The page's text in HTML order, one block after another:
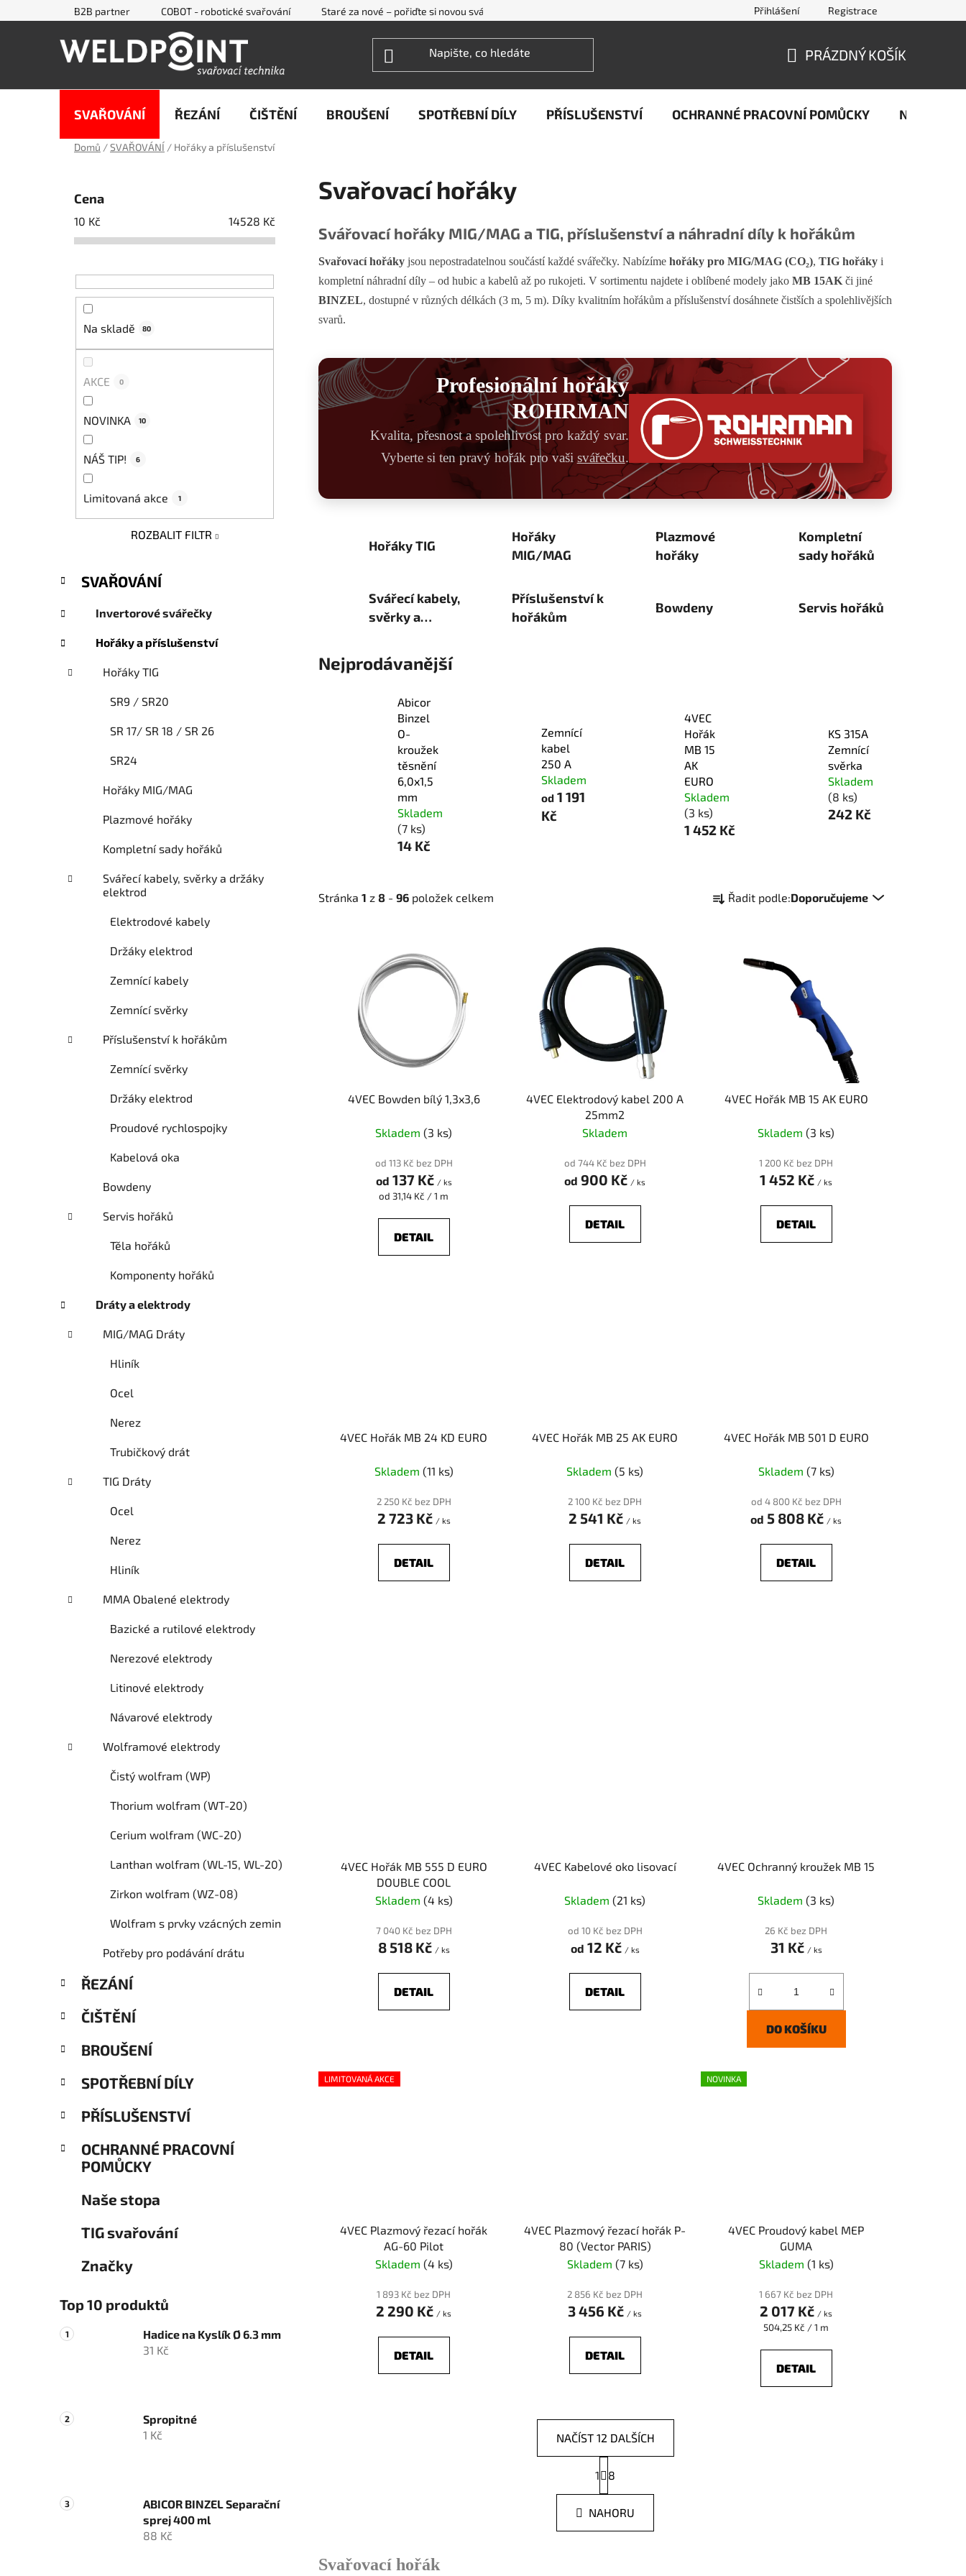
na
B2B partner COBOT - robotické svařování Staré za nové – pořiďte si novou svářečku WECO levněji FAQ - nejčastější dotazy ze světa svařování Kontakty
Přihlášení Registrace
KOŠÍK
PRÁZDNÝ KOŠÍK
SVAŘOVÁNÍ ŘEZÁNÍ ČIŠTĚNÍ BROUŠENÍ SPOTŘEBNÍ DÍLY PŘÍSLUŠENSTVÍ OCHRANNÉ PRACOVNÍ POMŮCKY Naše
Domů /SVAŘOVÁNÍ / Hořáky a příslušenství
Cena
10 Kč 14528 Kč
Na skladě 80
AKCE 0
NOVINKA 10
NÁŠ TIP! 6
Limitovaná akce 1
ROZBALIT FILTR
kategorie
K
a
e
g
o
SVAŘOVÁNÍ
Invertorové svářečky
Hořáky a příslušenství
Hořáky TIG
SR9 / SR20
SR 17/ SR 18 / SR 26
SR24
Hořáky MIG/MAG
Plazmové hořáky
Kompletní sady hořáků
Svářecí kabely, svěrky a držáky
elektrod
Elektrodové kabely
Držáky elektrod
Zemnící kabely
Zemnící svěrky
Příslušenství k hořákům
Zemnící svěrky
Držáky elektrod
Proudové rychlospojky
Kabelová oka
Bowdeny
Servis hořáků
Těla hořáků
Komponenty hořáků
Dráty a elektrody
MIG/MAG Dráty
Hliník
Ocel
Nerez
Trubičkový drát
TIG Dráty
Ocel
Nerez
Hliník
MMA Obalené elektrody
Bazické a rutilové elektrody
Nerezové elektrody
Litinové elektrody
Návarové elektrody
Wolframové elektrody
Čistý wolfram (WP)
Thorium wolfram (WT-20)
Cerium wolfram (WC-20)
Lanthan wolfram (WL-15, WL-20)
Zirkon wolfram (WZ-08)
Wolfram s prvky vzácných zemin
Potřeby pro podávání drátu
ŘEZÁNÍ
ČIŠTĚNÍ
BROUŠENÍ
SPOTŘEBNÍ DÍLY
PŘÍSLUŠENSTVÍ
OCHRANNÉ PRACOVNÍ
POMŮCKY
Naše stopa
TIG svařování
Značky
Top 10 produktů
Hadice na Kyslík Ø 6.3 mm
31 Kč
Spropitné
1 Kč
ABICOR BINZEL Separační
sprej 400 ml
88 Kč
Svařovací hořáky
Svářovací hořáky MIG/MAG a TIG, příslušenství a náhradní díly k hořákům
Svařovací hořáky jsou nepostradatelnou součástí každé svářečky. Nabízíme hořáky pro MIG/MAG (CO₂), TIG hořáky i
kompletní náhradní díly – od hubic a kabelů až po rukojeti. V sortimentu najdete i oblíbené modely jako MB 15AK či jiné
BINZEL, dostupné v různých délkách (3 m, 5 m). Díky kvalitním hořákům a příslušenství dosáhnete čistších a spolehlivějších
svarů.
Profesionální hořáky
ROHRMAN
Kvalita, přesnost a spolehlivost pro každý svar.
Vyberte si ten pravý hořák pro vašisvářečku.
Hořáky TIG
Hořáky
MIG/MAG
Plazmové
hořáky
Kompletní
sady hořáků
Svářecí kabely,
svěrky a
elektrod
Příslušenství k
hořákům
Bowdeny Servis hořáků
Nejprodávanější
Abicor
Binzel
O-
kroužek
těsnění
6,0x1,5
mm
Skladem
(7 ks)
14 Kč
Zemnící
kabel
250 A
Skladem
od1 191
Kč
4VEC
Hořák
MB 15
AK
EURO
Skladem
(3 ks)
1 452 Kč
KS 315A
Zemnící
svěrka
Skladem
(8 ks)
242 Kč
Stránka 1 z 8 - 96 položek celkem
a Řadit podle:Doporučujeme
4VEC Bowden bílý 1,3x3,6
Skladem(3 ks)
od 113 Kč bez DPH
od 137 Kč / ks
Měrná
od 31,14 Kč / 1 m
DETAIL
4VEC Elektrodový kabel 200 A
25mm2
Skladem
od 744 Kč bez DPH
od 900 Kč / ks
DETAIL
4VEC Hořák MB 15 AK EURO
Skladem(3 ks)
1 200 Kč bez DPH
1 452 Kč / ks
DETAIL
4VEC Hořák MB 24 KD EURO
Skladem (11 ks)
2 250 Kč bez DPH
2 723 Kč / ks
DETAIL
4VEC Hořák MB 25 AK EURO
Skladem(5 ks)
2 100 Kč bez DPH
2 541 Kč / ks
DETAIL
4VEC Hořák MB 501 D EURO
Skladem (7 ks)
od 4 800 Kč bez DPH
od 5 808 Kč / ks
DETAIL
4VEC Hořák MB 555 D EURO
DOUBLE COOL
Skladem (4 ks)
7 040 Kč bez DPH
8 518 Kč / ks
DETAIL
4VEC Kabelové oko lisovací
Skladem(21 ks)
od 10 Kč bez DPH
od 12 Kč / ks
DETAIL
4VEC Ochranný kroužek MB 15
Skladem(3 ks)
26 Kč bez DPH
31 Kč / ks
DO KOŠÍKU
LIMITOVANÁ AKCE
4VEC Plazmový řezací hořák
AG-60 Pilot
Skladem (4 ks)
1 893 Kč bez DPH
2 290 Kč / ks
DETAIL
4VEC Plazmový řezací hořák P-
80 (Vector PARIS)
Skladem (7 ks)
2 856 Kč bez DPH
3 456 Kč / ks
DETAIL
NOVINKA
4VEC Proudový kabel MEP
GUMA
Skladem (1 ks)
1 667 Kč bez DPH
2 017 Kč / ks
Měrná
504,25 Kč / 1 m
DETAIL
O
v
l
á
NAČÍST 12 DALŠÍCH
S
t
r
n
k
1 8
NAHORU
Svařovací hořák